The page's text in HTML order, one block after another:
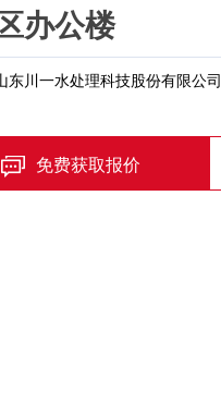
办公楼
东川一水处理科技股份有限公司
免费获取报价